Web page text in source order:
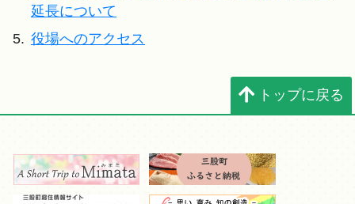
延長について
5. 役場へのアクセス
トップに戻る